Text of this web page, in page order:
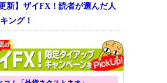
更新】ザイFX！読者が選んだ人
ング！